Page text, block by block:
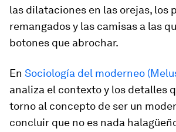
las dilataciones en las orejas, los
remangados y las camisas a las
botones que abrochar.
En Sociología del moderneo
analiza el contexto y los detalles
torno al concepto de ser un
concluir que no es nada